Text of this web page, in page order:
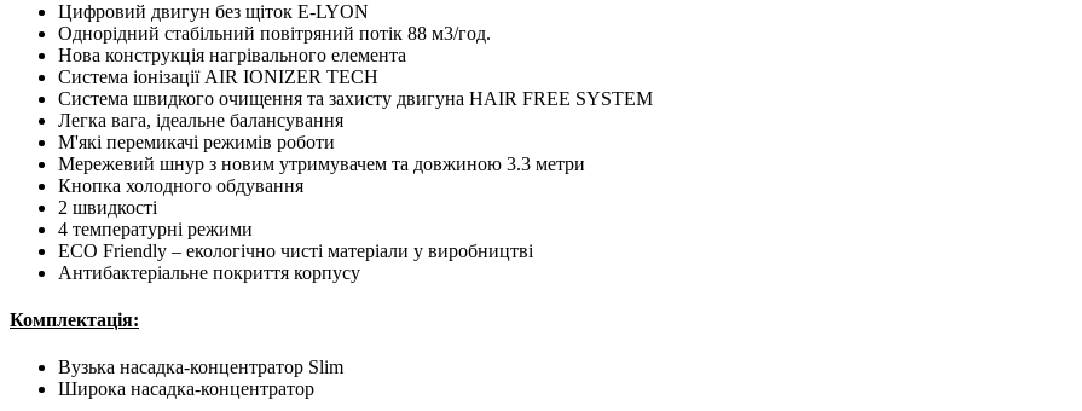
Цифровий двигун без щіток E-LYON
Однорідний стабільний повітряний потік 88 м3/год.
Нова конструкція нагрівального елемента
Система іонізації AIR IONIZER TECH
Система швидкого очищення та захисту двигуна HAIR FREE SYSTEM
Легка вага, ідеальне балансування
М'які перемикачі режимів роботи
Мережевий шнур з новим утримувачем та довжиною 3.3 метри
Кнопка холодного обдування
2 швидкості
4 температурні режими
ECO Friendly – екологічно чисті матеріали у виробництві
Антибактеріальне покриття корпусу
Комплектація:
Вузька насадка-концентратор Slim
Широка насадка-концентратор